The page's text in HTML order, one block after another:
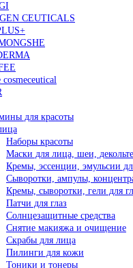
CEUTICALS
cosmeceutical
для красоты
Наборы красоты
Маски для лица, шеи, декольте
Кремы, эссенции, эмульсии
Сыворотки, ампулы,
Кремы, сыворотки, гели для
Патчи для глаз
Солнцезащитные средства
Снятие макияжа и очищение
Скрабы для лица
Пилинги для кожи
Тоники и тонеры